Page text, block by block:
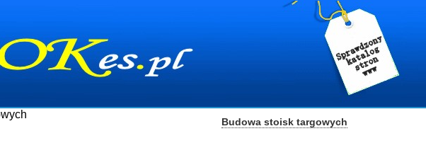
Budowa stoisk targowych